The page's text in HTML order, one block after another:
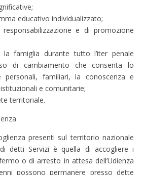
educativo individualizzato;
e di promozione
famiglia durante tutto l’iter penale
di cambiamento che consenta lo
personali, familiari, la conoscenza e
e comunitarie;
territoriale.
presenti sul territorio nazionale
detti Servizi è quella di accogliere i
o di arresto in attesa dell’Udienza
possono permanere presso dette